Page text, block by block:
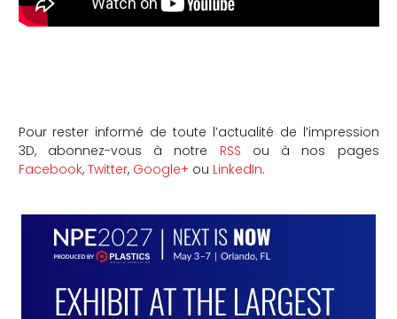
Pour rester informé de toute l’actualité de l’impression
3D, abonnez-vous à notre RSS ou à nos pages
Facebook, Twitter, Google+ ou LinkedIn.